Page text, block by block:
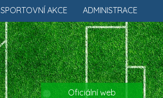
ADMINISTRACE
SPORTOVNÍ AKCE
Oficiální web